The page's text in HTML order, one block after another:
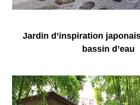
Jardin d’inspiration
bassin d’eau